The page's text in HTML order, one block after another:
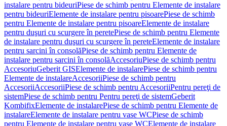
instalare pentru bideuriPiese de schimb pentru Elemente de instalare
pentru bideuriElemente de instalare pentru pisoarePiese de schimb
pentru Elemente de instalare pentru pisoareElemente de instalare
pentru duşuri cu scurgere în peretePiese de schimb pentru Elemente
de instalare pentru duşuri cu scurgere în pereteElemente de instalare
pentru sarcini în consolăPiese de schimb pentru Elemente de
instalare pentru sarcini în consolăAccesoriuPiese de schimb pentru
AccesoriuGeberit GISElemente de instalarePiese de schimb pentru
Elemente de instalareAccesoriiPiese de schimb pentru
AccesoriiAccesoriiPiese de schimb pentru AccesoriiPentru pereţi de
sistemPiese de schimb pentru Pentru pereţi de sistemGeberit
KombifixElemente de instalarePiese de schimb pentru Elemente de
instalareElemente de instalare pentru vase WCPiese de schimb
pentru Elemente de instalare pentru vase WCElemente de instalare